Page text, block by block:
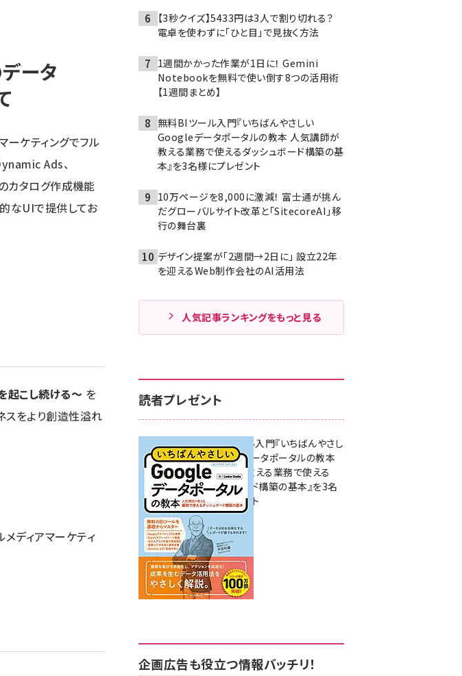
ータ
ーケティングでフル
Ads、
カタログ作成機能
なUIで提供してお
起こし続ける～ を
スをより創造性溢れ
ディアマーケティ
【3秒クイズ】5433円は3人で割り切れる？
電卓を使わずに「ひと目」で見抜く方法
1週間かかった作業が1日に！ Gemini
Notebookを無料で使い倒す8つの活用術
【1週間まとめ】
無料BIツール入門『いちばんやさしい
Googleデータポータルの教本 人気講師が
教える業務で使えるダッシュボード構築の基
本』を3名様にプレゼント
10万ページを8,000に激減！ 富士通が挑ん
だグローバルサイト改革と「SitecoreAI」移
行の舞台裏
デザイン提案が「2週間→2日に」 設立22年
を迎えるWeb制作会社のAI活用法
人気記事ランキングをもっと見る
読者プレゼント
無料BIツール入門『いちばんやさし
いGoogleデータポータルの教本
人気講師が教える業務で使える
ダッシュボード構築の基本』を3名
様にプレゼント
7月31日 10:00
企画広告も役立つ情報バッチリ！